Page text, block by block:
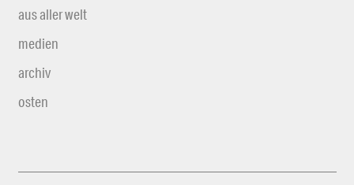
aus aller welt
medien
archiv
osten